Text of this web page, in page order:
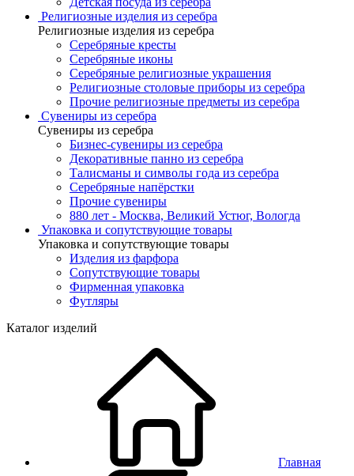
Религиозные изделия из серебра
Религиозные изделия из серебра
Серебряные кресты
Серебряные иконы
Серебряные религиозные украшения
Религиозные столовые приборы из серебра
Прочие религиозные предметы из серебра
Сувениры из серебра
Сувениры из серебра
Бизнес-сувениры из серебра
Декоративные панно из серебра
Талисманы и символы года из серебра
Серебряные напёрстки
Прочие сувениры
880 лет - Москва, Великий Устюг, Вологда
Упаковка и сопутствующие товары
Упаковка и сопутствующие товары
Изделия из фарфора
Сопутствующие товары
Фирменная упаковка
Футляры
Каталог изделий
Главная